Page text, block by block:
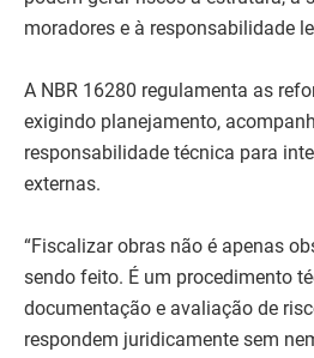
moradores e à responsabilidade
A NBR 16280 regulamenta as
exigindo planejamento,
responsabilidade técnica para
externas.
“Fiscalizar obras não é apenas
sendo feito. É um procedimento
documentação e avaliação de
respondem juridicamente sem